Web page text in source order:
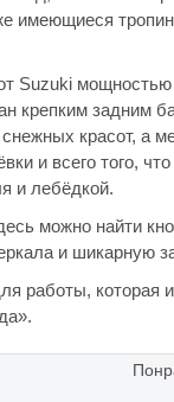
имеющиеся
Suzuki мощностью
крепким задним
красот, а
и всего того,
и лебёдкой.
можно найти
и шикарную
работы, которая и